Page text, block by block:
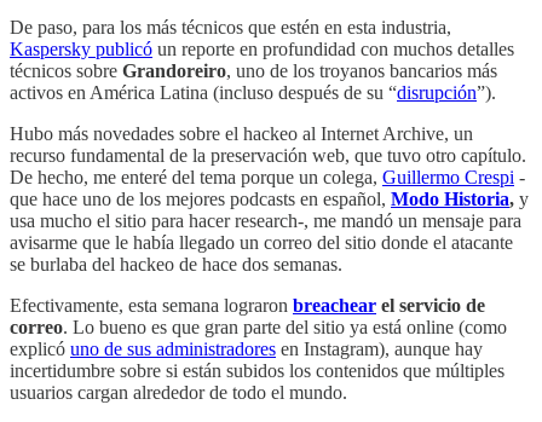
De paso, para los más técnicos que estén en esta industria,
Kaspersky publicó un reporte en profundidad con muchos detalles
técnicos sobre Grandoreiro, uno de los troyanos bancarios más
activos en América Latina (incluso después de su “disrupción”).
Hubo más novedades sobre el hackeo al Internet Archive, un
recurso fundamental de la preservación web, que tuvo otro capítulo.
De hecho, me enteré del tema porque un colega, Guillermo Crespi -
que hace uno de los mejores podcasts en español, Modo Historia, y
usa mucho el sitio para hacer research-, me mandó un mensaje para
avisarme que le había llegado un correo del sitio donde el atacante
se burlaba del hackeo de hace dos semanas.
Efectivamente, esta semana lograron breachear el servicio de
correo. Lo bueno es que gran parte del sitio ya está online (como
explicó uno de sus administradores en Instagram), aunque hay
incertidumbre sobre si están subidos los contenidos que múltiples
usuarios cargan alrededor de todo el mundo.